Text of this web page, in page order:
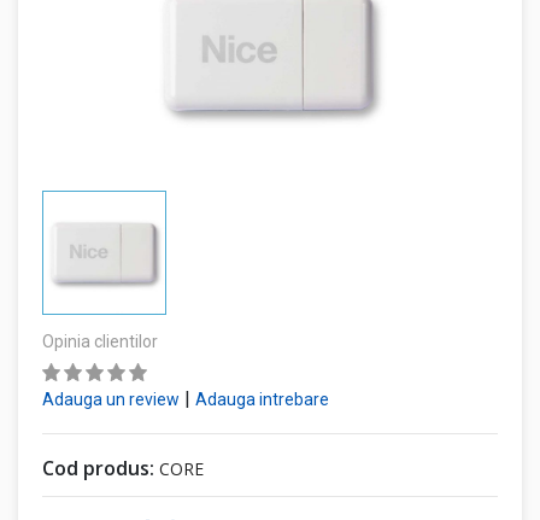
Opinia clientilor
Adauga un review Adauga intrebare
Cod produs: CORE